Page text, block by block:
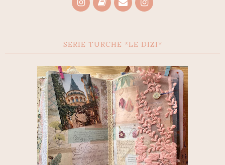
SERIE TURCHE *LE DIZI*